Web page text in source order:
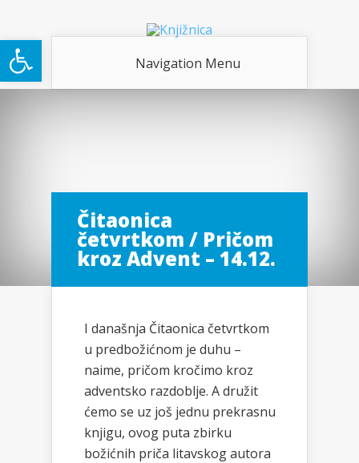
Open toolbar Navigation Menu
Čitaonica
četvrtkom / Pričom
kroz Advent – 14.12.
I današnja Čitaonica četvrtkom
u predbožićnom je duhu –
naime, pričom kročimo kroz
adventsko razdoblje. A družit
ćemo se uz još jednu prekrasnu
knjigu, ovog puta zbirku
božićnih priča litavskog autora